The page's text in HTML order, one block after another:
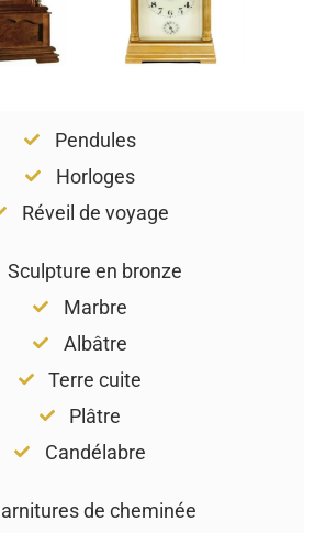
Pendules
Horloges
Réveil de voyage
Sculpture en bronze
Marbre
Albâtre
Terre cuite
Plâtre
Candélabre
de cheminée